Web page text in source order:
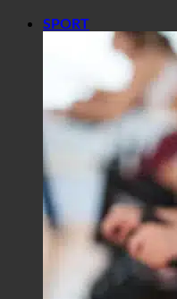
SPORT